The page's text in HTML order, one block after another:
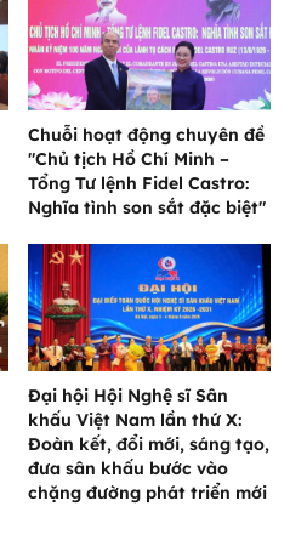
Chuỗi hoạt động chuyên đề
"Chủ tịch Hồ Chí Minh –
Tổng Tư lệnh Fidel Castro:
Nghĩa tình son sắt đặc biệt"
Đại hội Hội Nghệ sĩ Sân
khấu Việt Nam lần thứ X:
Đoàn kết, đổi mới, sáng tạo,
đưa sân khấu bước vào
chặng đường phát triển mới